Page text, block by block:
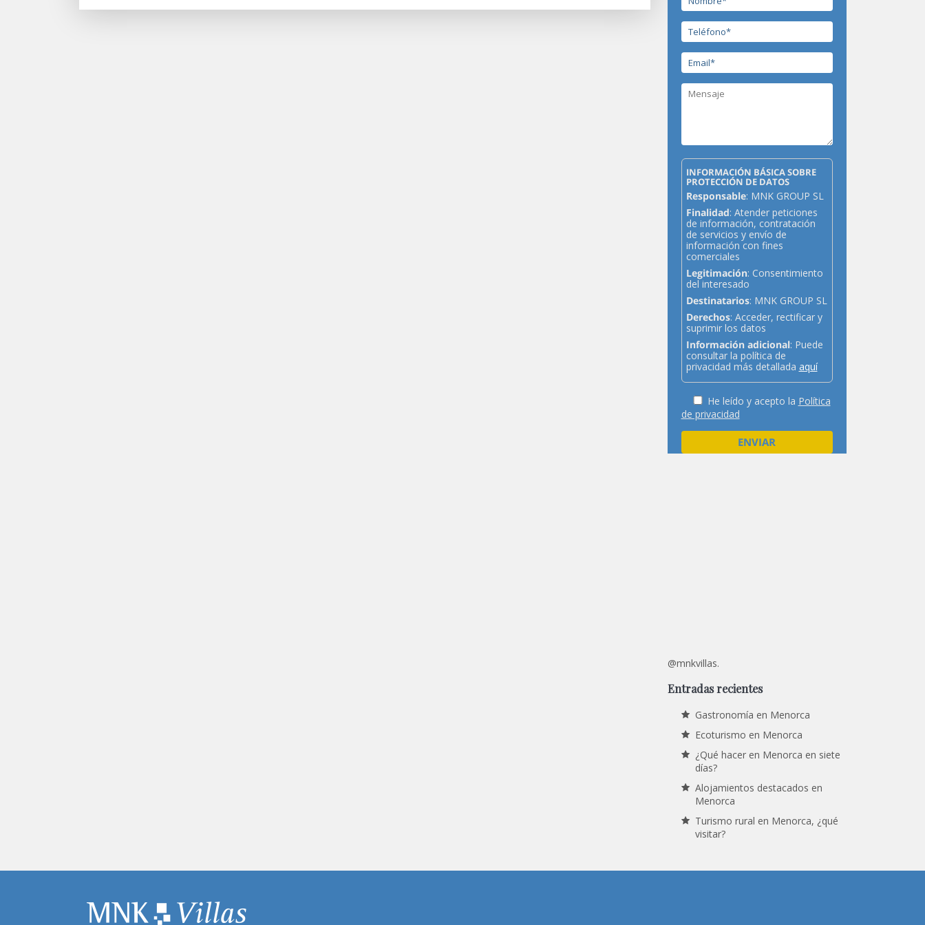
INFORMACIÓN BÁSICA SOBRE
PROTECCIÓN DE DATOS
Responsable: MNK GROUP SL
Finalidad: Atender peticiones
de información, contratación
de servicios y envío de
información con fines
comerciales
Legitimación: Consentimiento
del interesado
Destinatarios: MNK GROUP SL
Derechos: Acceder, rectificar y
suprimir los datos
Información adicional: Puede
consultar la política de
privacidad más detallada aquí
He leído y acepto la Política
de privacidad
@mnkvillas.
Entradas recientes
Gastronomía en Menorca
Ecoturismo en Menorca
¿Qué hacer en Menorca en siete
días?
Alojamientos destacados en
Menorca
Turismo rural en Menorca, ¿qué
visitar?